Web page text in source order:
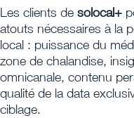
Les clients de solocal+
atouts nécessaires à la
local : puissance du
zone de chalandise,
omnicanale, contenu
qualité de la data
ciblage.